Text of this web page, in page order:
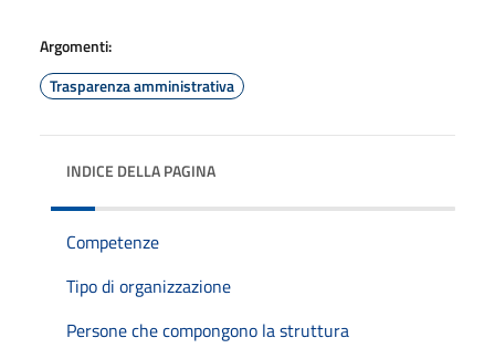
Argomenti:
Trasparenza amministrativa
INDICE DELLA PAGINA
Competenze
Tipo di organizzazione
Persone che compongono la struttura